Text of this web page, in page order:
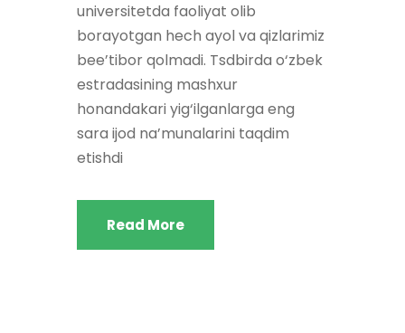
universitetda faoliyat olib
borayotgan hech ayol va qizlarimiz
bee’tibor qolmadi. Tsdbirda o‘zbek
estradasining mashxur
honandakari yig‘ilganlarga eng
sara ijod na’munalarini taqdim
etishdi
Read More